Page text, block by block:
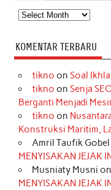
Arsip
KOMENTAR TERBARU
tikno on Soal
tikno on Senja
Berganti Menjadi
tikno on
Konstruksi Maritim,
Amril Taufik Gobel
MENYISAKAN JEJAK
Musniaty Musni on
MENYISAKAN JEJAK